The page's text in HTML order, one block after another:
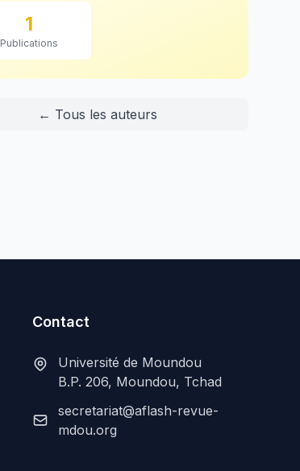
1
Publications
← Tous les auteurs
Contact
Université de Moundou
B.P. 206, Moundou, Tchad
secretariat@aflash-revue-
mdou.org